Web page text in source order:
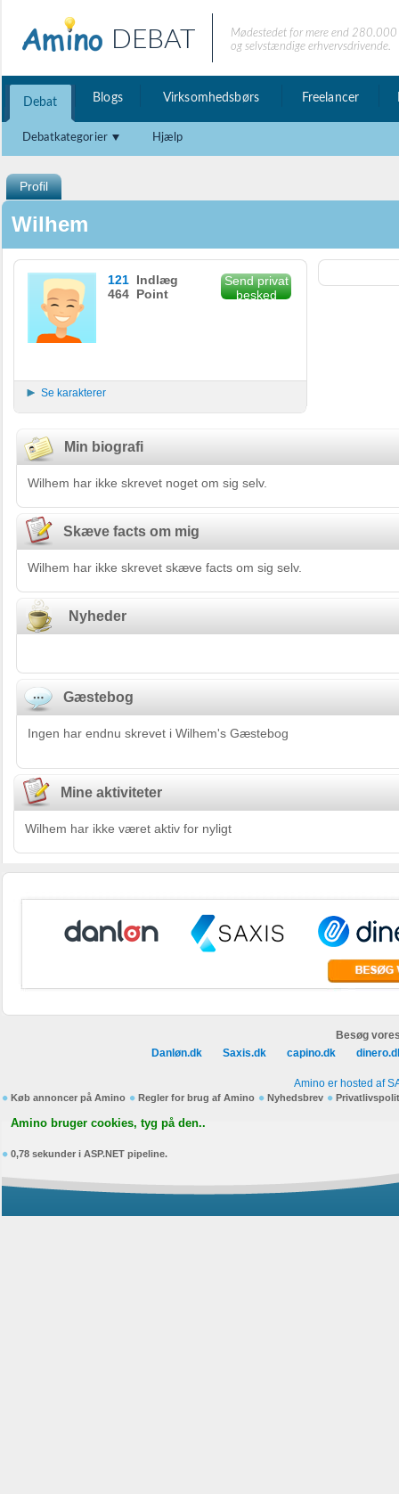
DEBAT
Mødestedet for mere end
og selvstændige erhvervsdrivende.
Debat Blogs Virksomhedsbørs Freelancer
Debatkategorier Hjælp
Profil
Wilhem
121 Indlæg
464 Point
Send privat
besked
Se karakterer
Min biografi
Wilhem har ikke skrevet noget om sig selv.
Skæve facts om mig
Wilhem har ikke skrevet skæve facts om sig selv.
Nyheder
Gæstebog
Ingen har endnu skrevet i Wilhem's Gæstebog
Mine aktiviteter
Wilhem har ikke været aktiv for nyligt
Besøg
Danløn.dk
Saxis.dk capino.dk
Amino er hosted af
Køb annoncer på Amino Regler for brug af Amino Nyhedsbrev
Amino bruger cookies, tyg på den..
0,78 sekunder i ASP.NET pipeline.